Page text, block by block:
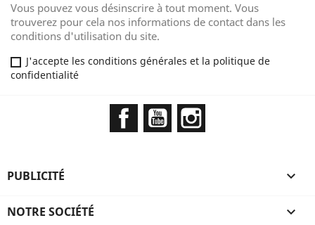
Vous pouvez vous désinscrire à tout moment. Vous
trouverez pour cela nos informations de contact dans les
conditions d'utilisation du site.
J'accepte les conditions générales et la politique de
confidentialité
FacebookYouTube
PUBLICITÉ 
NOTRE SOCIÉTÉ 